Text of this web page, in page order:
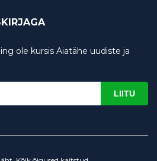
ole kursis Aiatähe uudiste ja
LIITU